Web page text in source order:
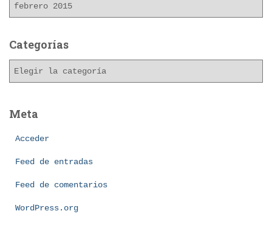
h
o
Categorías
g
Meta
Acceder
Feed de entradas
Feed de comentarios
WordPress.org